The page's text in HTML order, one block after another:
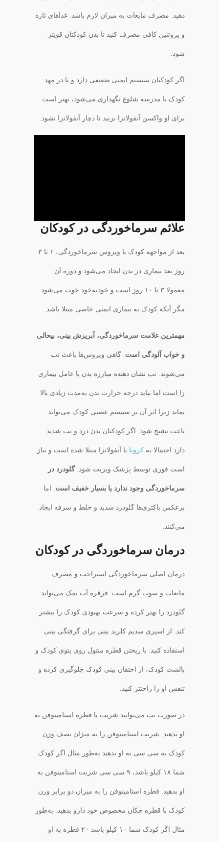
دهید. مصرف مایعات به میزان لازم باشد. غذاهای تازه
و پروتئین کافی مصرف کنید تا بدن کودکتان قویتر
شود‌.
اگر کودکتان سیستم ایمنی ضعیفی دارد و یا در مهد
کودک یا مدرسه شلوغ نگهداری می‌شود، بهتر است
برای او واکسن آنفولانزا بزنید تا دچار آنفولانزا نشود.
علائم سرماخوردگی در کودکان
بعد از مواجهه کودک با ویروس سرماخوردگی، ۱ تا ۳
روز بعد بیماری در بدن ایجاد می‌شود و دوره آن
معمولا ۳ تا ۱۰ روز است و خودبه‌خود خوب می‌شود
مگر آنکه کودک به بیماری ایمنی خاصی مبتلا باشد.
مهمترین علامت سرماخوردگی، آبریزش بینی، بیحالی
و خواب آلودگی است . گاهی ویروس‌ها باعث تب
می‌شوند. تب نشان دهنده مبارزه بدن با عامل بیماری
زا است اما نباید درجه حرارت بدن به‌مدت زیادی بالا
بماند زیرا اثر آن بر سیستم عصبی کودک می‌تواند
باعث تشنج شود. اگر کودکتان بدن درد و تب شدید
دارد احتمالا به کرونا یا آنفولانزا مبتلا شده است و نیاز
است فوری توسط پزشک ویزیت شود.گلودرد در
سرماخوردگی وجود ندارد یا بسیار خفیف است . اما
برعکس باکتری‌ها گلودرد شدید و خلط و سرفه ایجاد
می‌کنند.
درمان سرماخوردگی در کودکان
درمان اصلی سرماخوردگی استراحت و مصرف
مایعات و سوپ گرم است. قرقره آب نمک می‌تواند
گلودرد را بهتر کرده و سرعت بهبودی کودک را بیشتر
کند. از اسپری سدیم کلرید بینی برای گرفتگی بینی
استفاده کنید. با ریختن قطره منتول روی پتوی کودک و
بالشت کودک، از احتقان بینی کودک جلوگیری کرده و
تنفس او را راحتتر کنید.
در صورت تب می‌توانید شربت یا قطره استامینوفن به
او بدهید. شربت استامینوفن را به میزان نصف وزن
کودک به سی سی به او بدهید‌ به‌طور مثال اگر کودک
شما ۱۸ کیلو باشد، ۹ سی سی شربت استامینوفن به
او بدهید. قطره استامینوفن را به میزان دو برابر وزن
کودک با قطره چکان مخصوص خود دارو بدهید. به‌طور
مثال اگر کودک شما ۱۰ کیلو باشد ۲۰ قطره به او